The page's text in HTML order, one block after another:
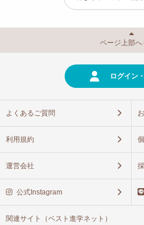
ページ上部へ
ログイン
よくあるご質問
利用規約
運営会社
公式Instagram
関連サイト（ベスト進学ネット）